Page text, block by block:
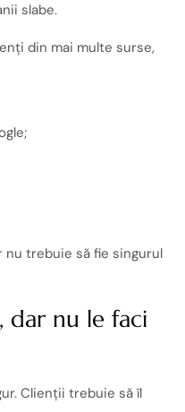
slabe.
din mai multe surse,
nu trebuie să fie singurul
dar nu le faci
Clienții trebuie să îl